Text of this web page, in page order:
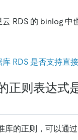
RDS 的 binlog
RDS 是否支持直
正则表达式
库的正则，可以通过